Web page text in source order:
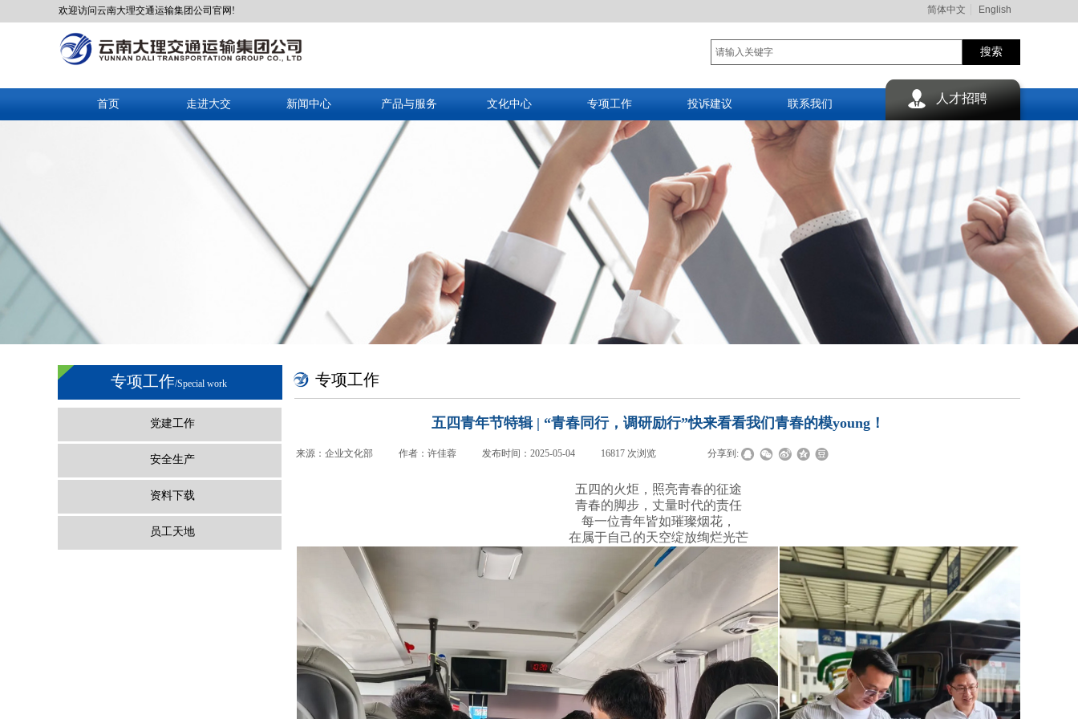
简体中文 English
欢迎访问云南大理交通运输集团公司官网!
搜索
首页 走进大交 新闻中心 产品与服务 文化中心 专项工作 投诉建议 联系我们 人才招聘
专项工作/Special work 专项工作
党建工作
安全生产
资料下载
员工天地
五四青年节特辑 | “青春同行，调研励行”快来看看我们青春的模young！
来源： 企业文化部 作者： 许佳蓉 发布时间： 2025-05-04 16817 次浏览 分享到:
五四的火炬，照亮青春的征途
青春的脚步，丈量时代的责任
每一位青年皆如璀璨烟花，
在属于自己的天空绽放绚烂光芒